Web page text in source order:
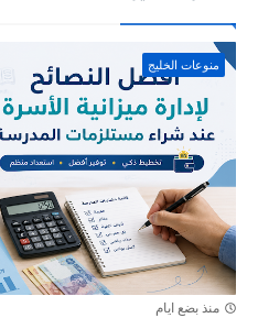
منوعات الخليج
منذ بضع ايام